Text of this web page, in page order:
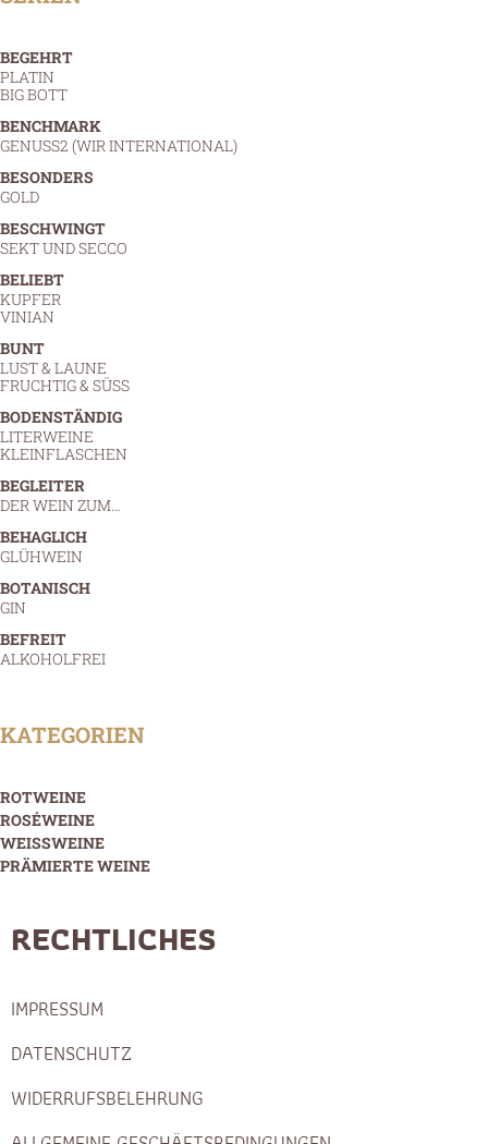
BEGEHRT
PLATIN
BIG BOTT
BENCHMARK
GENUSS2 (WIR INTERNATIONAL)
BESONDERS
GOLD
BESCHWINGT
SEKT UND SECCO
BELIEBT
KUPFER
VINIAN
BUNT
LUST & LAUNE
FRUCHTIG & SÜSS
BODENSTÄNDIG
LITERWEINE
KLEINFLASCHEN
BEGLEITER
DER WEIN ZUM…
BEHAGLICH
GLÜHWEIN
BOTANISCH
GIN
BEFREIT
ALKOHOLFREI
KATEGORIEN
ROTWEINE
ROSÉWEINE
WEISSWEINE
PRÄMIERTE WEINE
RECHTLICHES
IMPRESSUM
DATENSCHUTZ
WIDERRUFSBELEHRUNG